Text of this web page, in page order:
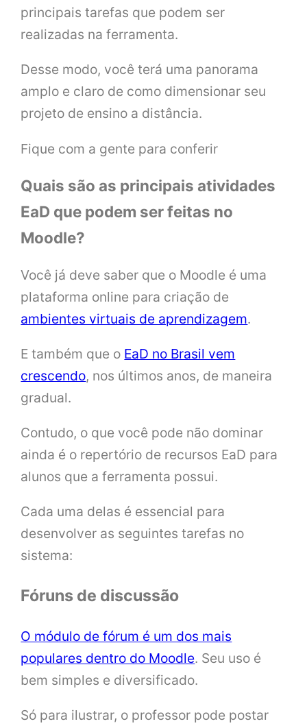
principais tarefas que podem ser
realizadas na ferramenta.
Desse modo, você terá uma panorama
amplo e claro de como dimensionar seu
projeto de ensino a distância.
Fique com a gente para conferir
Quais são as principais atividades
EaD que podem ser feitas no
Moodle?
Você já deve saber que o Moodle é uma
plataforma online para criação de
ambientes virtuais de aprendizagem.
E também que o EaD no Brasil vem
crescendo, nos últimos anos, de maneira
gradual.
Contudo, o que você pode não dominar
ainda é o repertório de recursos EaD para
alunos que a ferramenta possui.
Cada uma delas é essencial para
desenvolver as seguintes tarefas no
sistema:
Fóruns de discussão
O módulo de fórum é um dos mais
populares dentro do Moodle. Seu uso é
bem simples e diversificado.
Só para ilustrar, o professor pode postar